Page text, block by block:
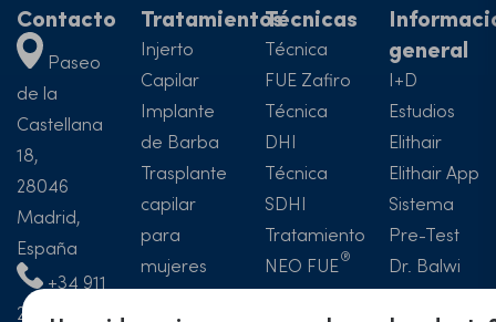
Contacto
Paseo
de la
Castellana
18,
28046
Madrid,
España
+34 911
23 73 64
Tratamientos
Injerto
Capilar
Implante
de Barba
Trasplante
capilar
para
mujeres
Implante
Técnicas
Técnica
FUE Zafiro
Técnica
DHI
Técnica
SDHI
Tratamiento
NEO FUE
general
I+D
Estudios
Elithair
Elithair App
Sistema
Pre-Test
Dr. Balwi
Precios